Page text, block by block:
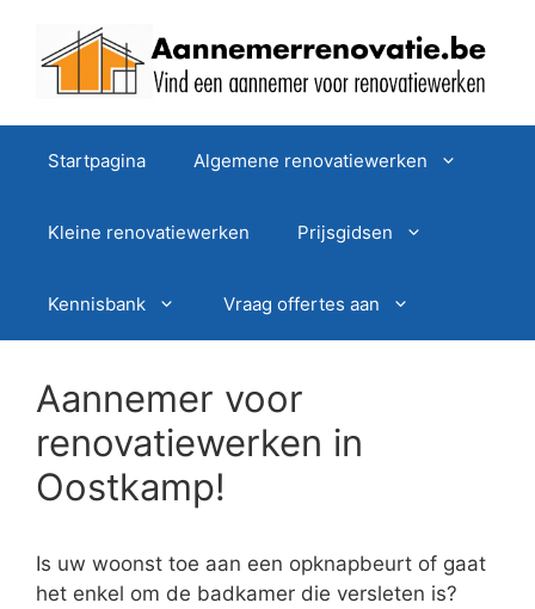
Startpagina Algemene renovatiewerken
Kleine renovatiewerken Prijsgidsen
Kennisbank Vraag offertes aan
Aannemer voor
renovatiewerken in
Oostkamp!
Is uw woonst toe aan een opknapbeurt of gaat
het enkel om de badkamer die versleten is?